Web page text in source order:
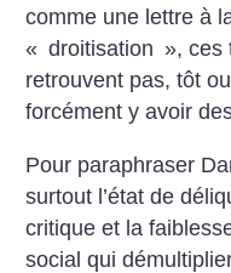
comme une lettre à
« droitisation », ces
retrouvent pas, tôt
forcément y avoir
Pour paraphraser
surtout l’état de
critique et la
social qui